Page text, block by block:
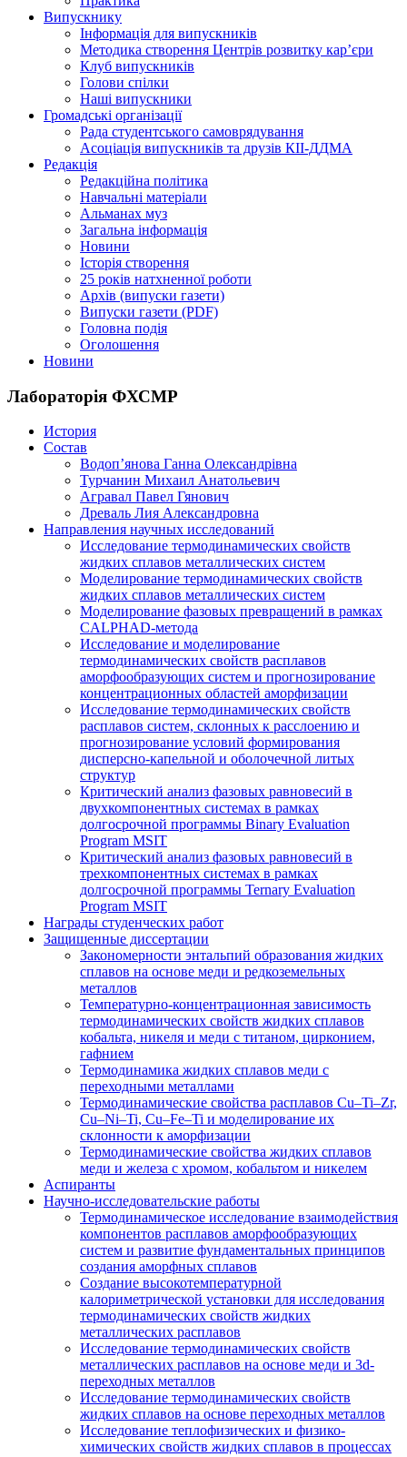
Випускнику
Інформація для випускників
Методика створення Центрів розвитку кар’єри
Клуб випускників
Голови спілки
Наші випускники
Громадські організації
Рада студентського самоврядування
Асоціація випускників та друзів КІІ-ДДМА
Редакція
Редакційна політика
Навчальні матеріали
Альманах муз
Загальна інформація
Новини
Історія створення
25 років натхненної роботи
Архів (випуски газети)
Випуски газети (PDF)
Головна подія
Оголошення
Новини
Лабораторія ФХСМР
История
Состав
Водоп’янова Ганна Олександрівна
Турчанин Михаил Анатольевич
Агравал Павел Гянович
Древаль Лия Александровна
Направления научных исследований
Исследование термодинамических свойств
жидких сплавов металлических систем
Моделирование термодинамических свойств
жидких сплавов металлических систем
Моделирование фазовых превращений в рамках
CALPHAD-метода
Исследование и моделирование
термодинамических свойств расплавов
аморфообразующих систем и прогнозирование
концентрационных областей аморфизации
Исследование термодинамических свойств
расплавов систем, склонных к расслоению и
прогнозирование условий формирования
дисперсно-капельной и оболочечной литых
структур
Критический анализ фазовых равновесий в
двухкомпонентных системах в рамках
долгосрочной программы Binary Evaluation
Program MSIT
Критический анализ фазовых равновесий в
трехкомпонентных системах в рамках
долгосрочной программы Ternary Evaluation
Program MSIT
Награды студенческих работ
Защищенные диссертации
Закономерности энтальпий образования жидких
сплавов на основе меди и редкоземельных
металлов
Температурно-концентрационная зависимость
термодинамических свойств жидких сплавов
кобальта, никеля и меди с титаном, цирконием,
гафнием
Термодинамика жидких сплавов меди с
переходными металлами
Термодинамические свойства расплавов Cu–Ti–Zr,
Cu–Ni–Ti, Cu–Fe–Ti и моделирование их
склонности к аморфизации
Термодинамические свойства жидких сплавов
меди и железа с хромом, кобальтом и никелем
Аспиранты
Научно-исследовательские работы
Термодинамическое исследование взаимодействия
компонентов расплавов аморфообразующих
систем и развитие фундаментальных принципов
создания аморфных сплавов
Создание высокотемпературной
калориметрической установки для исследования
термодинамических свойств жидких
металлических расплавов
Исследование термодинамических свойств
металлических расплавов на основе меди и 3d-
переходных металлов
Исследование термодинамических свойств
жидких сплавов на основе переходных металлов
Исследование теплофизических и физико-
химических свойств жидких сплавов в процессах